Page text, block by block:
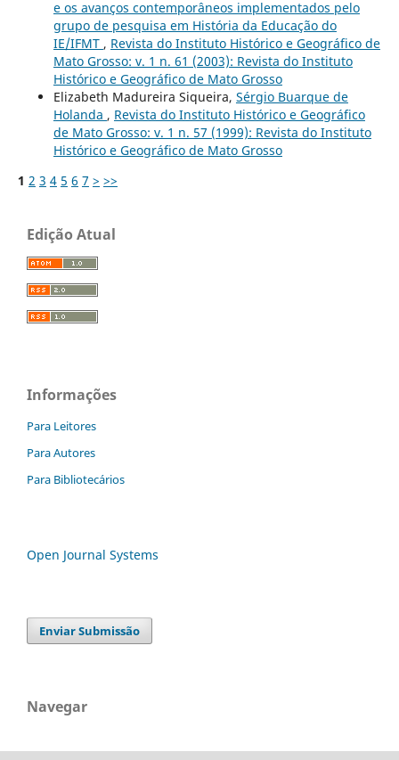
e os avanços contemporâneos implementados pelo
grupo de pesquisa em História da Educação do
IE/IFMT , Revista do Instituto Histórico e Geográfico de
Mato Grosso: v. 1 n. 61 (2003): Revista do Instituto
Histórico e Geográfico de Mato Grosso
Elizabeth Madureira Siqueira, Sérgio Buarque de
Holanda , Revista do Instituto Histórico e Geográfico
de Mato Grosso: v. 1 n. 57 (1999): Revista do Instituto
Histórico e Geográfico de Mato Grosso
1 2 3 4 5 6 7 > >>
Edição Atual
Informações
Para Leitores
Para Autores
Para Bibliotecários
Open Journal Systems
Enviar Submissão
Navegar